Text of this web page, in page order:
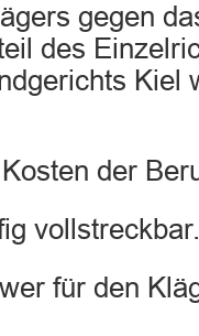
gegen
des
Kiel
der
vollstreckbar.
für den